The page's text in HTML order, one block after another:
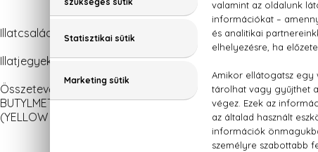
Illatcsalád: Virágos-gyümölcsös
Illatjegyek: mandarin, fekete ribizli levél, mandula,
Összetevők: ALCOHOLDENAT,
BUTYLMETHOXYDIBENZOYLMETHANE,
(YELLOW 6), CI 19140 (YELLOW 5)